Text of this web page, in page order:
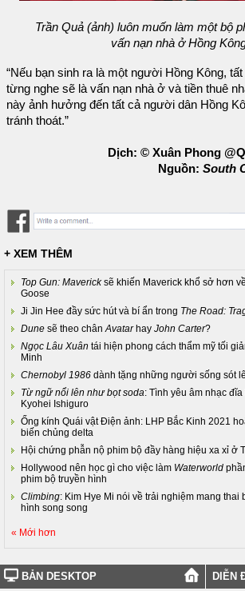
Trần Quả (ảnh) luôn muốn làm một bộ
vấn nạn nhà ở Hồng
“Nếu bạn sinh ra là một người Hồng Kông,
từng nghe sẽ là vấn nạn nhà ở và tiền thuê
này ảnh hưởng đến tất cả người dân Hồng
tránh thoát.”
Dịch: © Xuân Phong
Nguồn: South
+ XEM THÊM
Top Gun: Mavericksẽ khiến Maverick khổ sở hơn
Goose
Ji Jin Hee đầy sức hút và bí ẩn trong The Road:
Dune sẽ theo chân Avatarhay John Carter?
Ngọc Lâu Xuân tái hiện phong cách thẩm mỹ tối
Minh
Chernobyl 1986 dành tặng những người sống sót
Từ ngữ nổi lên như bọt soda: Tình yêu âm nhạc
Kyohei Ishiguro
Ống kính Quái vật Điện ảnh: LHP Bắc Kinh 2021
biến chủng delta
Hội chứng phẫn nộ phim bộ đầy hàng hiệu xa xỉ ở
Hollywood nên học gì cho việc làm Waterworld
phim bộ truyền hình
Climbing: Kim Hye Mi nói về trải nghiệm mang thai
hình song song
« Mới hơn
BẢN DESKTOP DIỄN